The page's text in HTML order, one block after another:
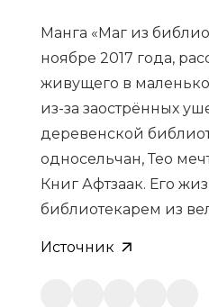
Манга «Маг из
ноябре 2017 года,
живущего в
из-за заострённых
деревенской
односельчан, Тео
Книг Афтзаак. Его
библиотекарем из
Источник